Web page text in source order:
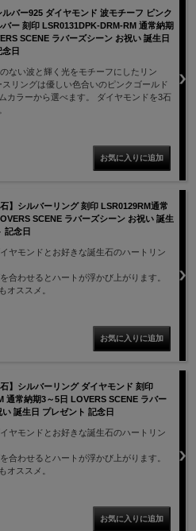
バー925 ダイヤモンド 波モチーフ ピンク
バー 刻印 LSR0131DPK-DRM-RM 通常納期
SCENE ラバーズシーン お祝い 誕生日
日
ない波と輝く光をモチーフにしたリン
スリングは優しい色合いのピンクゴールド
カラーから選べます。 ダイヤモンドを3石
石】シルバーリング 刻印 LSR0129RM通常
SCENE ラバーズシーン お祝い 誕生
記念日
ヤモンドとお好きな誕生石のハートリン
合わせるとハートが浮かび上がります。
オススメ。
石】シルバーリング ダイヤモンド 刻印
通常納期3～5日 LOVERS SCENE ラバー
い 誕生日 プレゼント 記念日
ヤモンドとお好きな誕生石のハートリン
合わせるとハートが浮かび上がります。
オススメ。